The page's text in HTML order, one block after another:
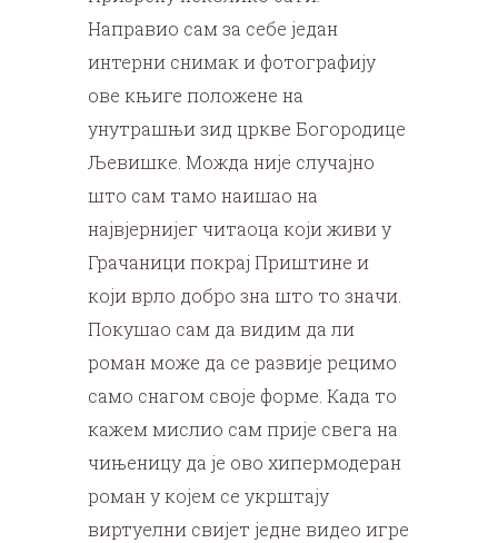
Направио сам за себе један
интерни снимак и фотографију
ове књиге положене на
унутрашњи зид цркве Богородице
Љевишке. Можда није случајно
што сам тамо наишао на
највјернијег читаоца који живи у
Грачаници покрај Приштине и
који врло добро зна што то значи.
Покушао сам да видим да ли
роман може да се развије рецимо
само снагом своје форме. Када то
кажем мислио сам прије свега на
чињеницу да је ово хипермодеран
роман у којем се укрштају
виртуелни свијет једне видео игре